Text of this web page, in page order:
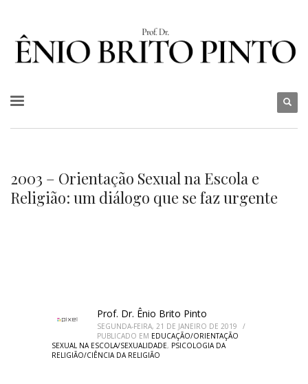
2003 – Orientação Sexual na Escola e
Religião: um diálogo que se faz urgente
Prof. Dr. Ênio Brito Pinto
SEGUNDA-FEIRA, 21 DE JANEIRO DE 2019
/
PUBLICADO EM EDUCAÇÃO/ORIENTAÇÃO
SEXUAL NA ESCOLA/SEXUALIDADE, PSICOLOGIA DA
RELIGIÃO/CIÊNCIA DA RELIGIÃO